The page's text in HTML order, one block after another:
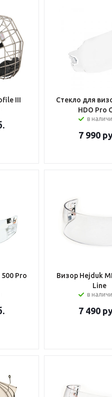
III
Стекло для
HDO Pro
в
7 990
Pro
Визор Hejduk
Line
в
7 490